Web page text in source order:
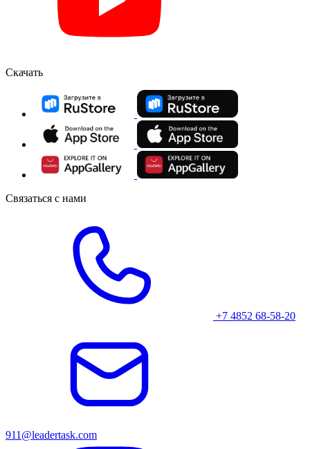
Скачать
Связаться с нами
+7 4852 68-58-20
911@leadertask.com